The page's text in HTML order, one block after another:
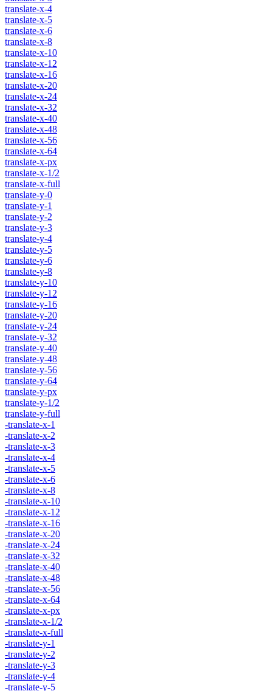
translate-x-4
translate-x-5
translate-x-6
translate-x-8
translate-x-10
translate-x-12
translate-x-16
translate-x-20
translate-x-24
translate-x-32
translate-x-40
translate-x-48
translate-x-56
translate-x-64
translate-x-px
translate-x-1/2
translate-x-full
translate-y-0
translate-y-1
translate-y-2
translate-y-3
translate-y-4
translate-y-5
translate-y-6
translate-y-8
translate-y-10
translate-y-12
translate-y-16
translate-y-20
translate-y-24
translate-y-32
translate-y-40
translate-y-48
translate-y-56
translate-y-64
translate-y-px
translate-y-1/2
translate-y-full
-translate-x-1
-translate-x-2
-translate-x-3
-translate-x-4
-translate-x-5
-translate-x-6
-translate-x-8
-translate-x-10
-translate-x-12
-translate-x-16
-translate-x-20
-translate-x-24
-translate-x-32
-translate-x-40
-translate-x-48
-translate-x-56
-translate-x-64
-translate-x-px
-translate-x-1/2
-translate-x-full
-translate-y-1
-translate-y-2
-translate-y-3
-translate-y-4
-translate-y-5